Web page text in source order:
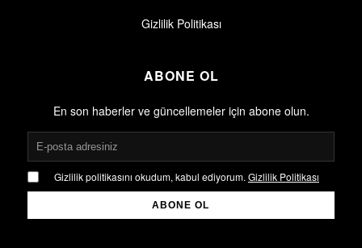
Gizlilik Politikası
ABONE OL
En son haberler ve güncellemeler için abone olun.
Gizlilik politikasını okudum, kabul ediyorum. Gizlilik Politikası
ABONE OL